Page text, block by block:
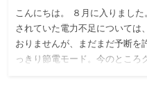
こんにちは。 ８月に入りまし
されていた電力不足については
おりませんが、まだまだ予断を
っきり節電モード。今のところ